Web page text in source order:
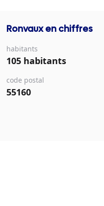
Ronvauxen chiffres
habitants
105 habitants
code postal
55160